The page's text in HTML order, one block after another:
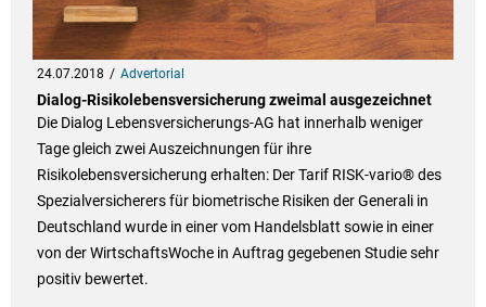
24.07.2018 Advertorial
Dialog-Risikolebensversicherung zweimal ausgezeichnet
Die Dialog Lebensversicherungs-AG hat innerhalb weniger
Tage gleich zwei Auszeichnungen für ihre
Risikolebensversicherung erhalten: Der Tarif RISK-vario® des
Spezialversicherers für biometrische Risiken der Generali in
Deutschland wurde in einer vom Handelsblatt sowie in einer
von der WirtschaftsWoche in Auftrag gegebenen Studie sehr
positiv bewertet.